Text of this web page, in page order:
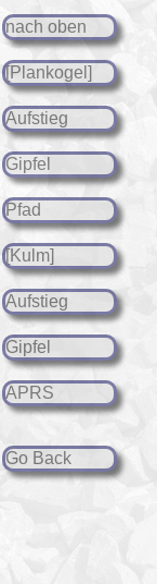
nach oben
[Plankogel]
Aufstieg
Gipfel
Pfad
[Kulm]
Aufstieg
Gipfel
APRS
Go Back